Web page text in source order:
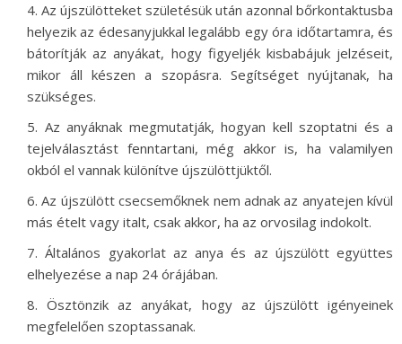
Az újszülötteket születésük után azonnal bőrkontaktusba
helyezik az édesanyjukkal legalább egy óra időtartamra, és
bátorítják az anyákat, hogy figyeljék kisbabájuk jelzéseit,
mikor áll készen a szopásra. Segítséget nyújtanak, ha
szükséges.
Az anyáknak megmutatják, hogyan kell szoptatni és a
tejelválasztást fenntartani, még akkor is, ha valamilyen
okból el vannak különítve újszülöttjüktől.
Az újszülött csecsemőknek nem adnak az anyatejen kívül
más ételt vagy italt, csak akkor, ha az orvosilag indokolt.
Általános gyakorlat az anya és az újszülött együttes
elhelyezése a nap 24 órájában.
Ösztönzik az anyákat, hogy az újszülött igényeinek
megfelelően szoptassanak.